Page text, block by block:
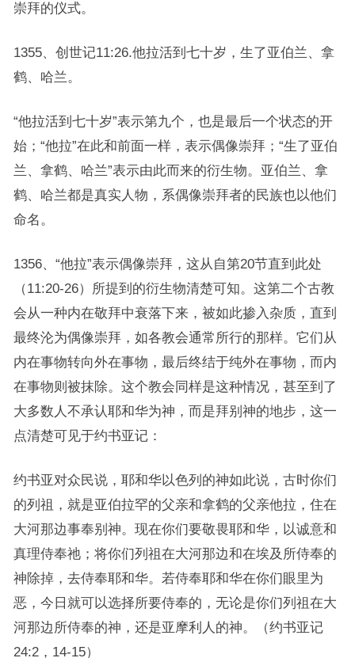
崇拜的仪式。
1355、创世记11:26.他拉活到七十岁，生了亚伯兰、拿
鹤、哈兰。
“他拉活到七十岁”表示第九个，也是最后一个状态的开
始；“他拉”在此和前面一样，表示偶像崇拜；“生了亚伯
兰、拿鹤、哈兰”表示由此而来的衍生物。亚伯兰、拿
鹤、哈兰都是真实人物，系偶像崇拜者的民族也以他们
命名。
1356、“他拉”表示偶像崇拜，这从自第20节直到此处
（11:20-26）所提到的衍生物清楚可知。这第二个古教
会从一种内在敬拜中衰落下来，被如此掺入杂质，直到
最终沦为偶像崇拜，如各教会通常所行的那样。它们从
内在事物转向外在事物，最后终结于纯外在事物，而内
在事物则被抹除。这个教会同样是这种情况，甚至到了
大多数人不承认耶和华为神，而是拜别神的地步，这一
点清楚可见于约书亚记：
约书亚对众民说，耶和华以色列的神如此说，古时你们
的列祖，就是亚伯拉罕的父亲和拿鹤的父亲他拉，住在
大河那边事奉别神。现在你们要敬畏耶和华，以诚意和
真理侍奉祂；将你们列祖在大河那边和在埃及所侍奉的
神除掉，去侍奉耶和华。若侍奉耶和华在你们眼里为
恶，今日就可以选择所要侍奉的，无论是你们列祖在大
河那边所侍奉的神，还是亚摩利人的神。（约书亚记
24:2，14-15）